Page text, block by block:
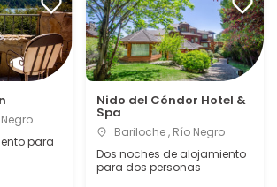
para
Nido del Cóndor Hotel &
Spa
Bariloche , Río Negro
Dos noches de alojamiento
para dos personas